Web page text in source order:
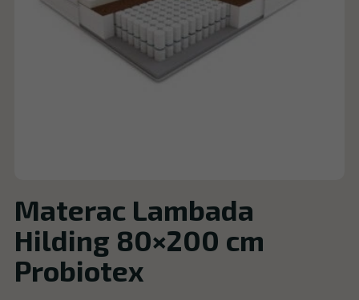
Materac Lambada
Hilding 80×200 cm
Probiotex